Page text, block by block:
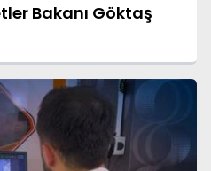
Bakanı Göktaş